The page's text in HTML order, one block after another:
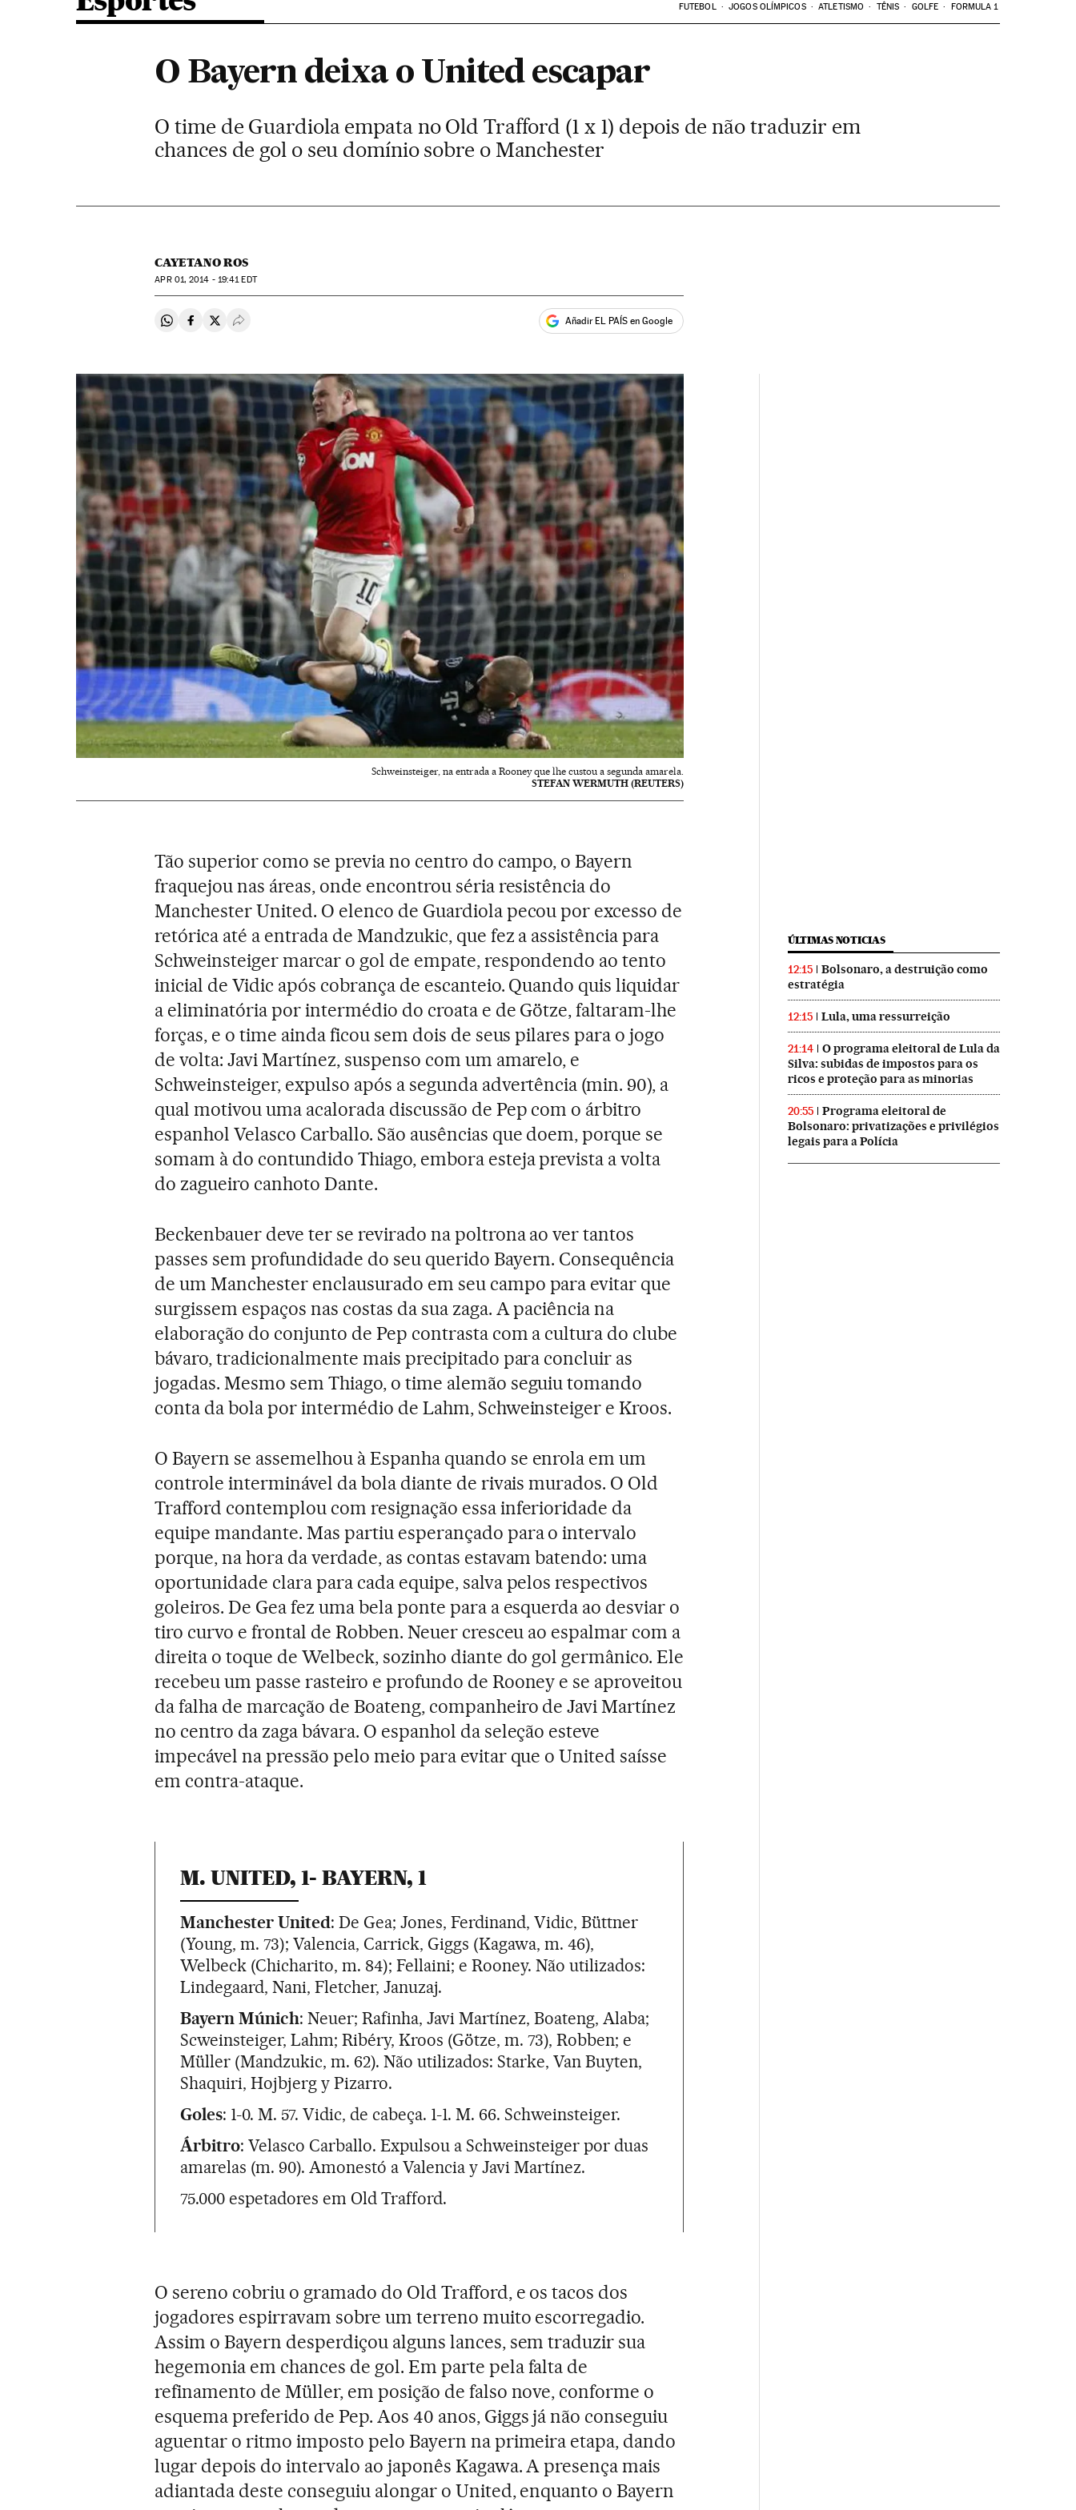
FUTEBOL JOGOS OLÍMPICOS ATLETISMO TÊNIS GOLFE FORMULA 1
O Bayern deixa o United escapar
O time de Guardiola empata no Old Trafford (1 x 1) depois de não traduzir em
chances de gol o seu domínio sobre o Manchester
CAYETANO ROS
APR01, 2014 - 19:41EDT
Compartir en Whatsapp
Compartir en Facebook
Compartir en Twitter
Desplegar Redes Sociales Añadir EL PAÍS en Google
Schweinsteiger, na entrada a Rooney que lhe custou a segunda amarela.
STEFAN WERMUTH (REUTERS)
Tão superior como se previa no centro do campo, o Bayern
fraquejou nas áreas, onde encontrou séria resistência do
Manchester United. O elenco de Guardiola pecou por excesso de
retórica até a entrada de Mandzukic, que fez a assistência para
Schweinsteiger marcar o gol de empate, respondendo ao tento
inicial de Vidic após cobrança de escanteio. Quando quis liquidar
a eliminatória por intermédio do croata e de Götze, faltaram-lhe
forças, e o time ainda ficou sem dois de seus pilares para o jogo
de volta: Javi Martínez, suspenso com um amarelo, e
Schweinsteiger, expulso após a segunda advertência (min. 90), a
qual motivou uma acalorada discussão de Pep com o árbitro
espanhol Velasco Carballo. São ausências que doem, porque se
somam à do contundido Thiago, embora esteja prevista a volta
do zagueiro canhoto Dante.
Beckenbauer deve ter se revirado na poltrona ao ver tantos
passes sem profundidade do seu querido Bayern. Consequência
de um Manchester enclausurado em seu campo para evitar que
surgissem espaços nas costas da sua zaga. A paciência na
elaboração do conjunto de Pep contrasta com a cultura do clube
bávaro, tradicionalmente mais precipitado para concluir as
jogadas. Mesmo sem Thiago, o time alemão seguiu tomando
conta da bola por intermédio de Lahm, Schweinsteiger e Kroos.
O Bayern se assemelhou à Espanha quando se enrola em um
controle interminável da bola diante de rivais murados. O Old
Trafford contemplou com resignação essa inferioridade da
equipe mandante. Mas partiu esperançado para o intervalo
porque, na hora da verdade, as contas estavam batendo: uma
oportunidade clara para cada equipe, salva pelos respectivos
goleiros. De Gea fez uma bela ponte para a esquerda ao desviar o
tiro curvo e frontal de Robben. Neuer cresceu ao espalmar com a
direita o toque de Welbeck, sozinho diante do gol germânico. Ele
recebeu um passe rasteiro e profundo de Rooney e se aproveitou
da falha de marcação de Boateng, companheiro de Javi Martínez
no centro da zaga bávara. O espanhol da seleção esteve
impecável na pressão pelo meio para evitar que o United saísse
em contra-ataque.
M. UNITED, 1- BAYERN, 1
Manchester United: De Gea; Jones, Ferdinand, Vidic, Büttner
(Young, m. 73); Valencia, Carrick, Giggs (Kagawa, m. 46),
Welbeck (Chicharito, m. 84); Fellaini; e Rooney. Não utilizados:
Lindegaard, Nani, Fletcher, Januzaj.
Bayern Múnich: Neuer; Rafinha, Javi Martínez, Boateng, Alaba;
Scweinsteiger, Lahm; Ribéry, Kroos (Götze, m. 73), Robben; e
Müller (Mandzukic, m. 62). Não utilizados: Starke, Van Buyten,
Shaquiri, Hojbjerg y Pizarro.
Goles: 1-0. M. 57. Vidic, de cabeça. 1-1. M. 66. Schweinsteiger.
Árbitro: Velasco Carballo. Expulsou a Schweinsteiger por duas
amarelas (m. 90). Amonestó a Valencia y Javi Martínez.
75.000 espetadores em Old Trafford.
O sereno cobriu o gramado do Old Trafford, e os tacos dos
jogadores espirravam sobre um terreno muito escorregadio.
Assim o Bayern desperdiçou alguns lances, sem traduzir sua
hegemonia em chances de gol. Em parte pela falta de
refinamento de Müller, em posição de falso nove, conforme o
esquema preferido de Pep. Aos 40 anos, Giggs já não conseguiu
aguentar o ritmo imposto pelo Bayern na primeira etapa, dando
lugar depois do intervalo ao japonês Kagawa. A presença mais
adiantada deste conseguiu alongar o United, enquanto o Bayern
ÚLTIMAS NOTICIAS
12:15
Bolsonaro, a destruição como
estratégia
12:15 Lula, uma ressurreição
21:14
O programa eleitoral de Lula da
Silva: subidas de impostos para os
ricos e proteção para as minorias
20:55
Programa eleitoral de
Bolsonaro: privatizações e privilégios
legais para a Polícia